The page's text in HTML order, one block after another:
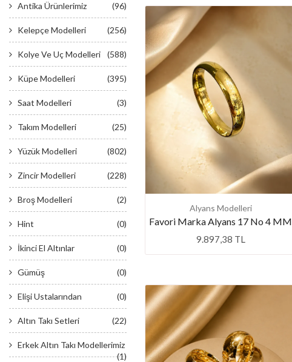
Antika Ürünlerimiz (96)
Kelepçe Modelleri (256)
Kolye Ve Uç Modelleri (588)
Küpe Modelleri (395)
Saat Modelleri (3)
Takım Modelleri (25)
Yüzük Modelleri (802)
Zincir Modelleri (228)
Broş Modelleri (2)
Hint (0)
İkinci El Altınlar (0)
Gümüş (0)
Elişi Ustalarından (0)
Altın Takı Setleri (22)
Erkek Altın Takı Modellerimiz
(1)
Alyans Modelleri
Favori Marka Alyans 17 No 4 MM
9.897,38 TL